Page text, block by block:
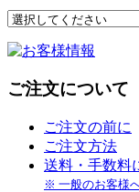
ご注文について
ご注文の前に
ご注文方法
送料・手数料
※ 一般のお客様